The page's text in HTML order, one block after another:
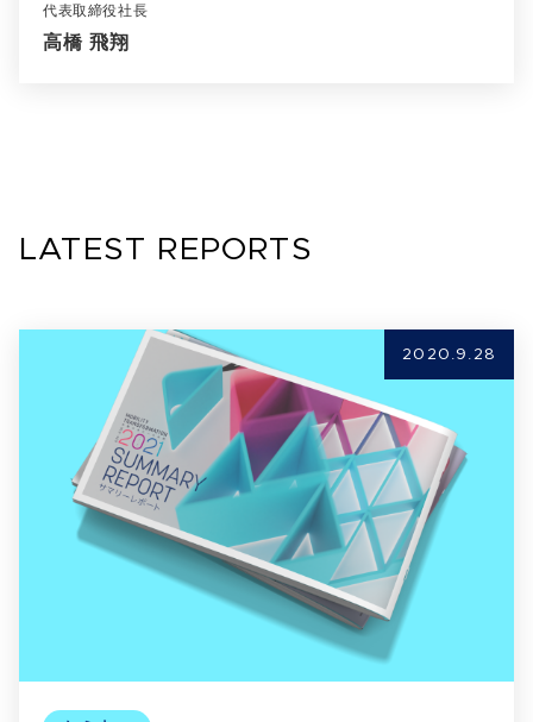
代表取締役社長
高橋 飛翔
LATEST REPORTS
2020.9.28